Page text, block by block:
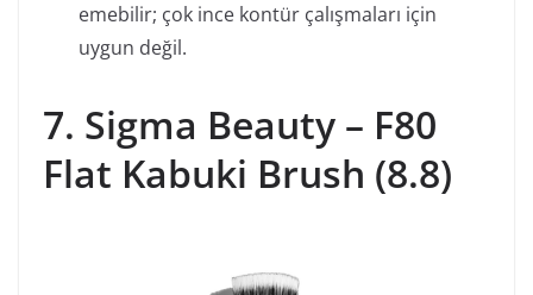
emebilir; çok ince kontür çalışmaları için
uygun değil.
7. Sigma Beauty – F80
Flat Kabuki Brush (8.8)